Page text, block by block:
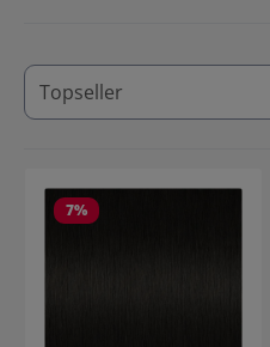
7%